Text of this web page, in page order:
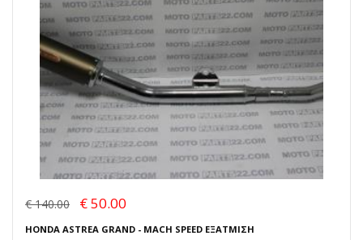
€ 140.00 € 50.00
HONDA ASTREA GRAND - MACH SPEED ΕΞΑΤΜΙΣΗ